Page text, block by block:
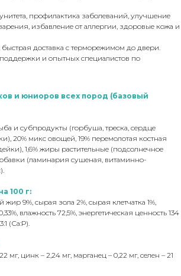
профилактика заболеваний, улучшение
избавление от аллергии, здоровые кожа и
доставка с терморежимом до двери.
и опытных специалистов по
и юниоров всех пород (базовый
и субпродукты (горбуша, треска, сердце
20% микс овощей, 19% перемолотая костная
1,6% жиры растительные (подсолнечное
(ламинария сушеная, витаминно-
100 г:
жир 9%, сырая зола 2%, сырая клетчатка 1%,
влажность 72,5%, энергетическая ценность 134
(Са:Р).
мг, цинк – 2,24 мг, марганец – 0,22 мг, селен – 21